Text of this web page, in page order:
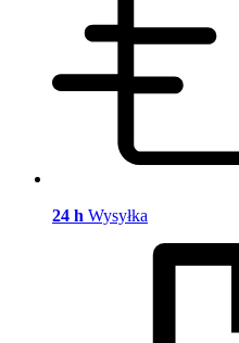
24 h Wysyłka